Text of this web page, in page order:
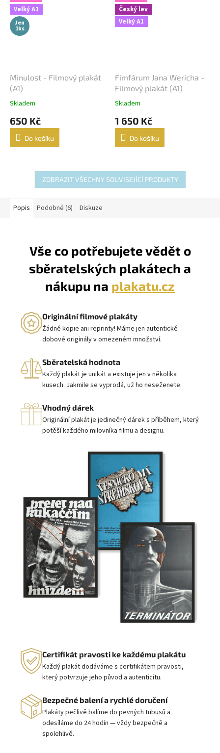
Velký A1
Jen
1ks
Minulost - Filmový plakát
(A1)
Skladem
650 Kč
Do košíku
Český lev
Velký A1
Fimfárum Jana Wericha -
Filmový plakát (A1)
Skladem
1 650 Kč
Do košíku
ZOBRAZIT VŠECHNY SOUVISEJÍCÍ PRODUKTY
Popis Podobné (6) Diskuze
Vše co potřebujete vědět o
sběratelských plakátech a
nákupu na plakatu.cz
Originální filmové plakáty
Žádné kopie ani reprinty! Máme jen autentické
dobové originály v omezeném množství.
Sběratelská hodnota
Každý plakát je unikát a existuje jen v několika
kusech. Jakmile se vyprodá, už ho neseženete.
Vhodný dárek
Originální plakát je jedinečný dárek s příběhem, který
potěší každého milovníka filmu a designu.
Certifikát pravosti ke každému plakátu
Každý plakát dodáváme s certifikátem pravosti,
který potvrzuje jeho původ a autenticitu.
Bezpečné balení a rychlé doručení
Plakáty pečlivě balíme do pevných tubusů a
odesíláme do 24 hodin — vždy bezpečně a
spolehlivě.